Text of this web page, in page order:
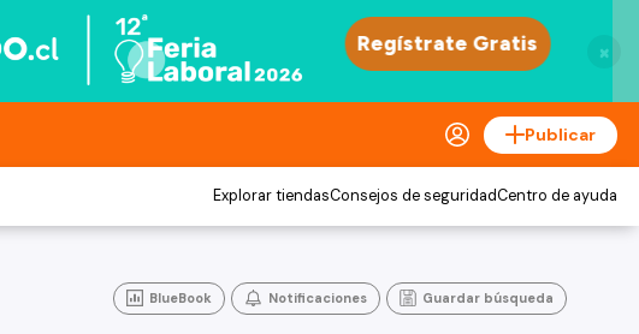
×
Publicar
Explorar tiendasConsejos de seguridadCentro de ayuda
BlueBook Notificaciones Guardar búsqueda